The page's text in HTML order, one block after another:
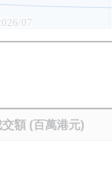
07
額 (百萬港元)